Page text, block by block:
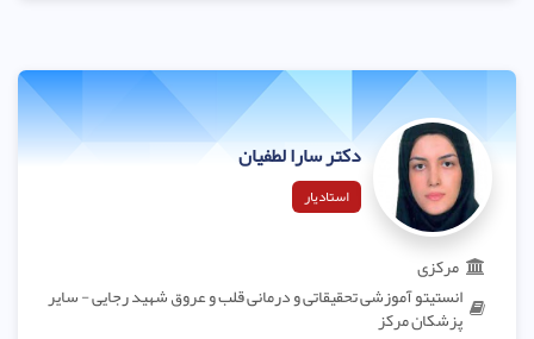
دکتر سارا لطفیان
استادیار
مرکزی
انستیتو آموزشی تحقیقاتی و درمانی قلب و عروق شهید رجایی - سایر
پزشکان مرکز